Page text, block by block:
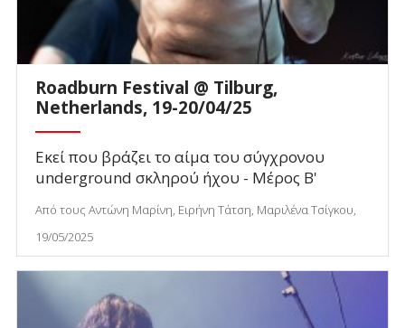
Roadburn Festival @ Tilburg,
Netherlands, 19-20/04/25
Εκεί που βράζει το αίμα του σύγχρονου
underground σκληρού ήχου - Μέρος B'
Από τους Αντώνη Μαρίνη, Ειρήνη Τάτση, Μαριλένα Τσίγκου,
19/05/2025